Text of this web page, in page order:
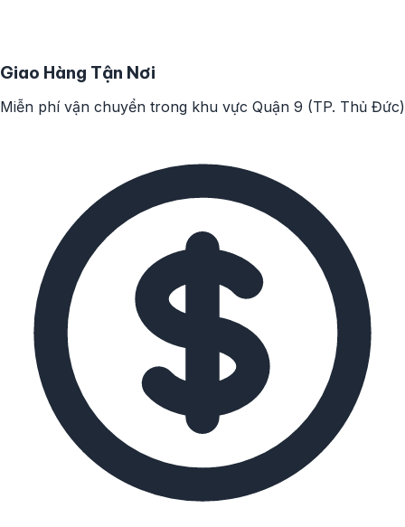
Giao Hàng Tận Nơi
Miễn phí vận chuyển trong khu vực Quận 9 (TP. Thủ Đức)